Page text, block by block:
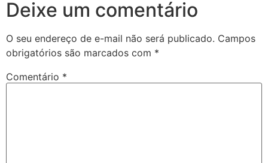
Deixe um comentário
O seu endereço de e-mail não será publicado. Campos
obrigatórios são marcados com *
Comentário *